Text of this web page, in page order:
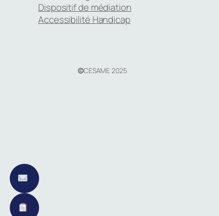
Dispositif de médiation
Accessibilité Handicap
©CESAME 2025